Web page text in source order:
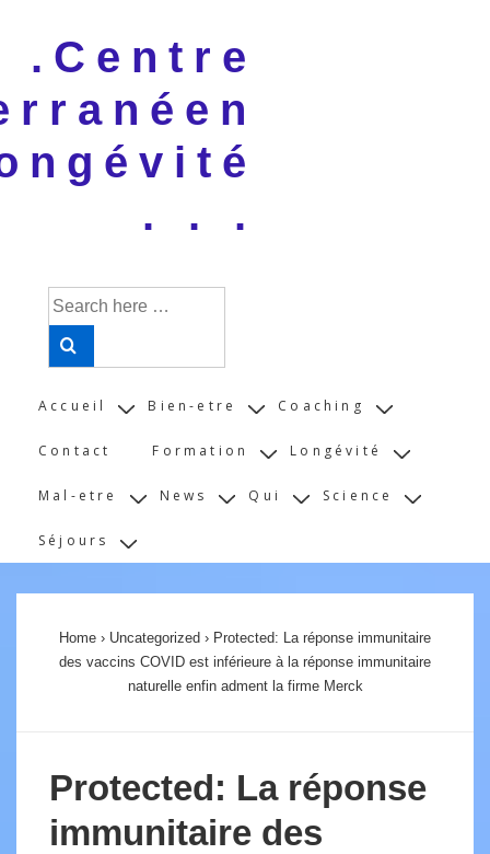
Main
.Centre
. . .
Search
for:
Main
Accueil Bien-etre Coaching
Contact Formation Longévité
Mal-etre News Qui Science
Séjours
Home › Uncategorized › Protected: La réponse immunitaire
des vaccins COVID est inférieure à la réponse immunitaire
naturelle enfin adment la firme Merck
Protected: La réponse
immunitaire des